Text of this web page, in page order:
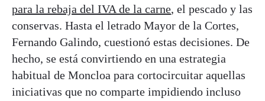
para la rebaja del IVA de la carne, el pescado y las
conservas. Hasta el letrado Mayor de la Cortes,
Fernando Galindo, cuestionó estas decisiones. De
hecho, se está convirtiendo en una estrategia
habitual de Moncloa para cortocircuitar aquellas
iniciativas que no comparte impidiendo incluso